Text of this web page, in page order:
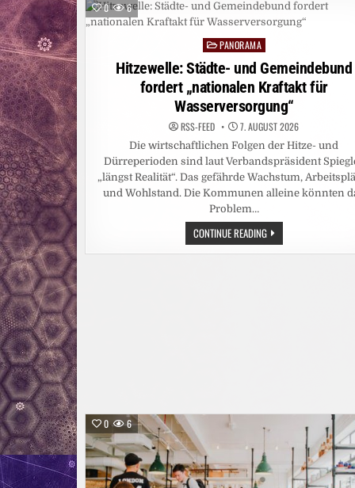
0 6
Posted
in
PANORAMA
Hitzewelle: Städte- und Gemeindebund
fordert „nationalen Kraftakt für
Wasserversorgung“
RSS-FEED 7. AUGUST 2026
Die wirtschaftlichen Folgen der Hitze- und
Dürreperioden sind laut Verbandspräsident
„längst Realität“. Das gefährde Wachstum,
und Wohlstand. Die Kommunen alleine könnten
Problem…
CONTINUE READINGHITZEWELLE:
STÄDTE-
UND
0 6